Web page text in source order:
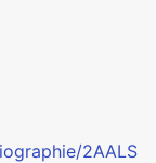
2AALS